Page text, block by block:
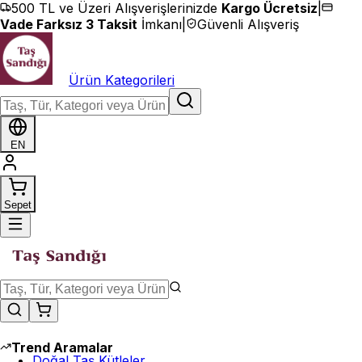
İçeriğe geç
500 TL ve Üzeri Alışverişlerinizde Kargo Ücretsiz
Vade Farksız 3 Taksit İmkanı Güvenli Alışveriş
Ürün Kategorileri
EN
Sepet
Trend Aramalar